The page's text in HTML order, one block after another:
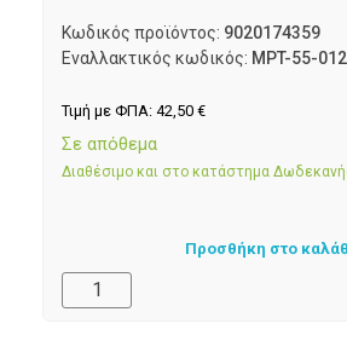
Κωδικός προϊόντος: 9020174359
Εναλλακτικός κωδικός: MPT-55-012
Τιμή με ΦΠΑ: 42,50 €
Σε απόθεμα
Διαθέσιμο και στο κατάστημα
Προσθήκη στο